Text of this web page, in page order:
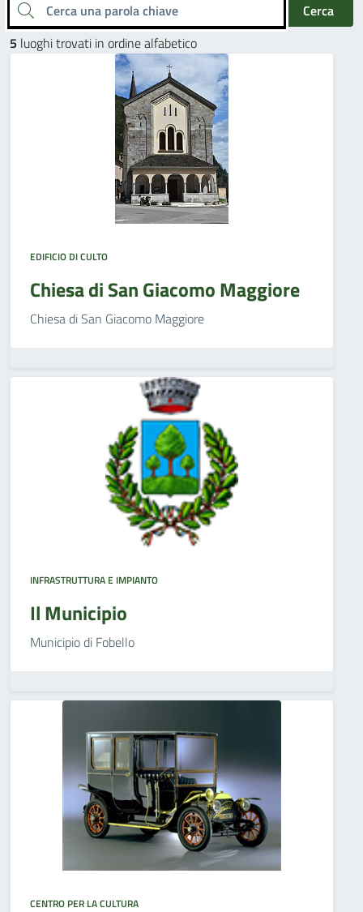
Cerca una parola chiave
Cerca
5 luoghi trovati in ordine alfabetico
EDIFICIO DI CULTO
Chiesa di San Giacomo Maggiore
Chiesa di San Giacomo Maggiore
INFRASTRUTTURA E IMPIANTO
Il Municipio
Municipio di Fobello
CENTRO PER LA CULTURA